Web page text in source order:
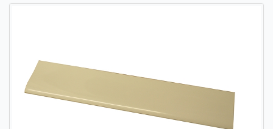
Räder Finder
Sendungsverfolgung DHL